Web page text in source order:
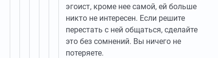
эгоист, кроме нее самой, ей больше
никто не интересен. Если решите
перестать с ней общаться, сделайте
это без сомнений. Вы ничего не
потеряете.